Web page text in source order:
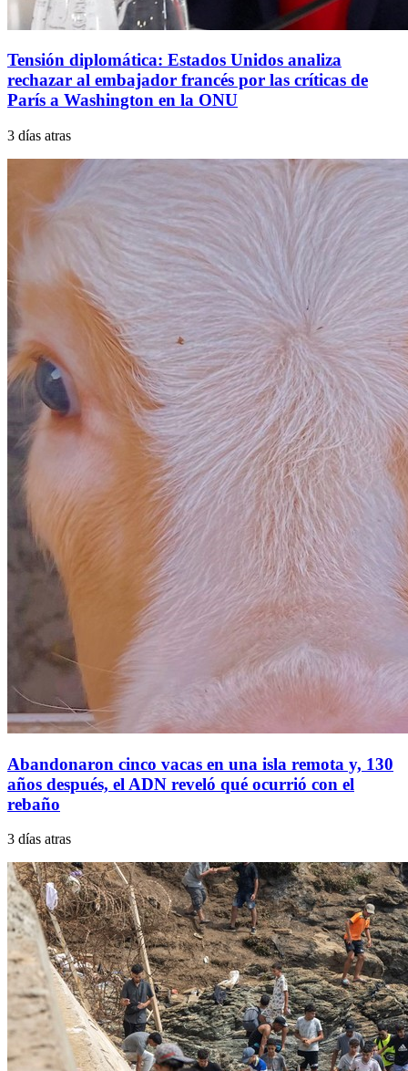
Tensión diplomática: Estados Unidos analiza
rechazar al embajador francés por las críticas de
París a Washington en la ONU
3 días atras
Abandonaron cinco vacas en una isla remota y, 130
años después, el ADN reveló qué ocurrió con el
rebaño
3 días atras